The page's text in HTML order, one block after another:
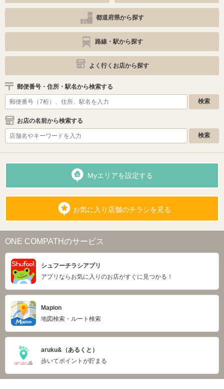
都道府県から探す
路線・駅から探す
よく行くお店から探す
郵便番号・住所・駅名から検索する
お店の名前から検索する
Myエリアを設定する
お気に入り店舗のチラシを見る
ONE COMPATHのサービス
シュフーチラシアプリ
アプリならお気に入りのお店がすぐに見つかる！
Mapion
地図検索・ルート検索
aruku&（あるくと）
歩いてポイントが貯まる